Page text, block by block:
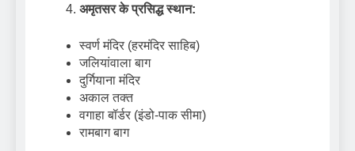
अमृतसर के प्रसिद्ध स्थान:
स्वर्ण मंदिर (हरमंदिर साहिब)
जलियांवाला बाग
दुर्गियाना मंदिर
अकाल तक्त
वगाहा बॉर्डर (इंडो-पाक सीमा)
रामबाग बाग